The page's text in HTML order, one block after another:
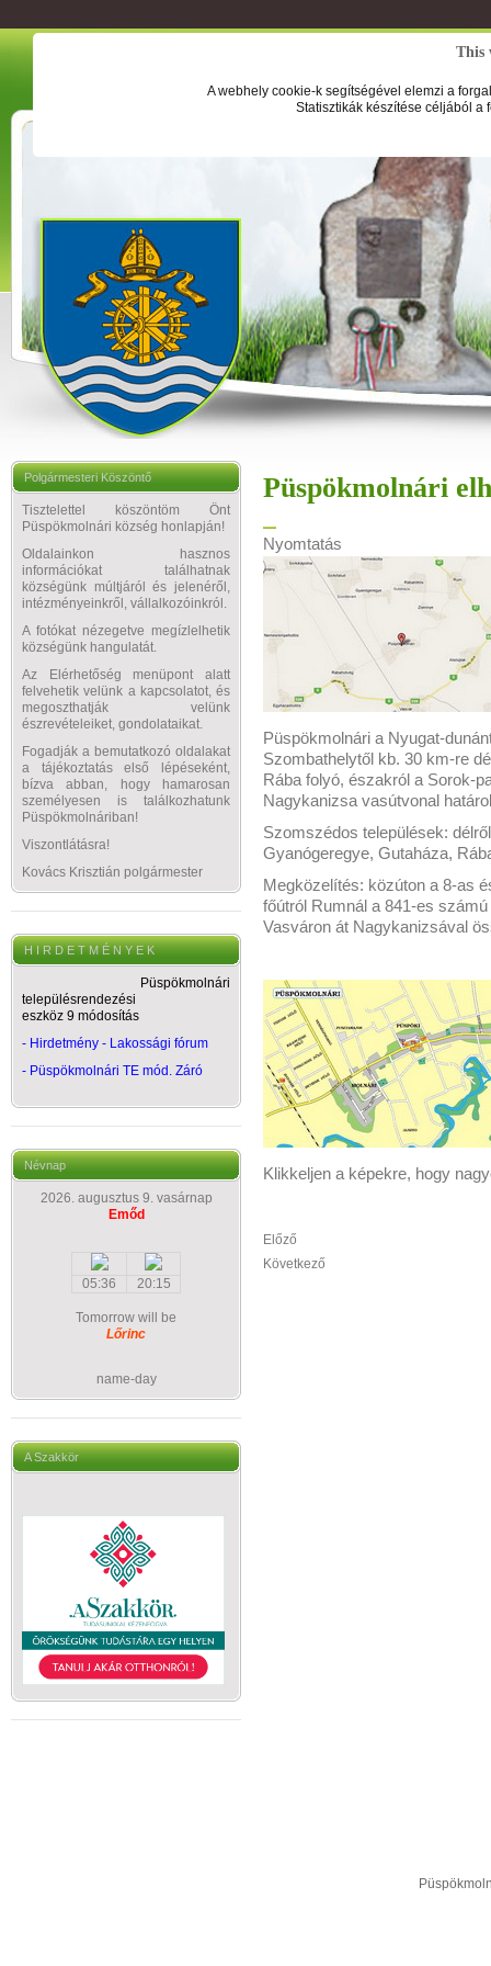
This
A webhely cookie-k segítségével elemzi a
Statisztikák készítése céljából a
Polgármesteri Köszöntő
Tisztelettel köszöntöm Önt
Püspökmolnári község honlapján!
Oldalainkon hasznos
információkat találhatnak
községünk múltjáról és jelenéről,
intézményeinkről, vállalkozóinkról.
A fotókat nézegetve megízlelhetik
községünk hangulatát.
Az Elérhetőség menüpont alatt
felvehetik velünk a kapcsolatot, és
megoszthatják velünk
észrevételeiket, gondolataikat.
Fogadják a bemutatkozó oldalakat
a tájékoztatás első lépéseként,
bízva abban, hogy hamarosan
személyesen is találkozhatunk
Püspökmolnáriban!
Viszontlátásra!
Kovács Krisztián polgármester
H I R D E T M É N Y E K
Püspökmolnári
településrendezési
eszköz 9 módosítás
- Hirdetmény - Lakossági fórum
- Püspökmolnári TE mód. Záró
Névnap
2026. augusztus 9. vasárnap
Emőd
05:36 20:15
Tomorrow will be
Lőrinc
name-day
A Szakkör
Püspökmolnári
Nyomtatás
Püspökmolnári a Nyugat-
Szombathelytől kb. 30 km-re
Rába folyó, északról a Sorok-
Nagykanizsa vasútvonal
Szomszédos települések:
Gyanógeregye, Gutaháza,
Megközelítés: közúton a 8-as
főútról Rumnál a 841-es
Vasváron át Nagykanizsával
Klikkeljen a képekre, hogy
Előző
Következő